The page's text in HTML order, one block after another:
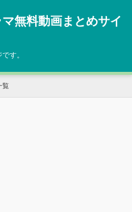
無料動画まとめサイ
す。
覧